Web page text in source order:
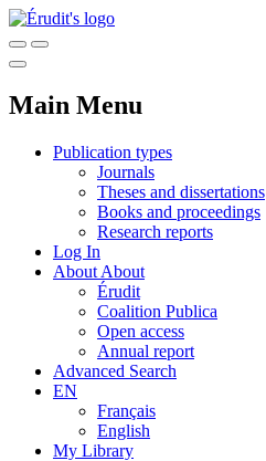
Main Menu
Publication types
Journals
Theses and dissertations
Books and proceedings
Research reports
Log In
About About
Érudit
Coalition Publica
Open access
Annual report
Advanced Search
EN
Français
English
My Library